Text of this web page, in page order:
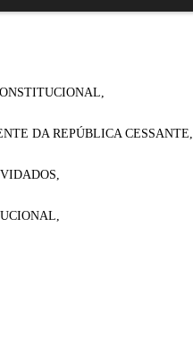
DA REPÚBLICA CESSANTE,